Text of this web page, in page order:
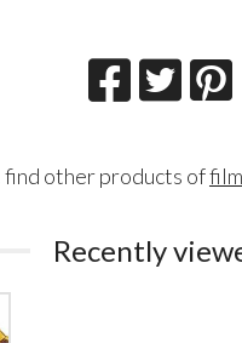
find other products of
Recently